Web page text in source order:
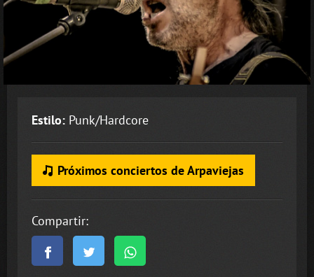
Estilo: Punk/Hardcore
Próximos conciertos de Arpaviejas
Compartir: